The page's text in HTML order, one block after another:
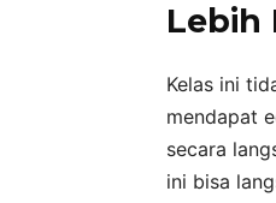
Lebih
Kelas ini
mendapat
secara
ini bisa